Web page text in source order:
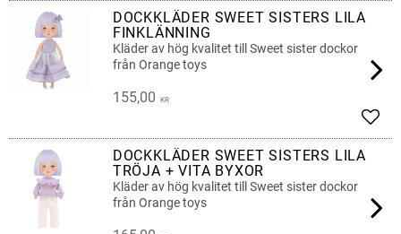
DOCKKLÄDER SWEET SISTERS LILA
FINKLÄNNING
Kläder av hög kvalitet till Sweet sister dockor
från Orange toys
155,00 KR
Add
DOCKKLÄDER SWEET SISTERS LILA
TRÖJA + VITA BYXOR
Kläder av hög kvalitet till Sweet sister dockor
från Orange toys